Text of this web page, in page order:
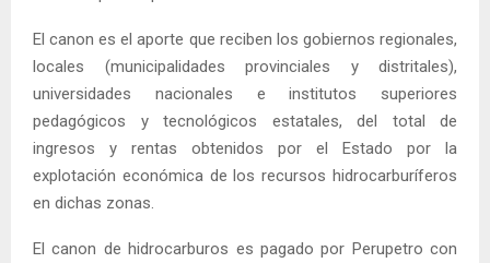
El canon es el aporte que reciben los gobiernos regionales,
locales (municipalidades provinciales y distritales),
universidades nacionales e institutos superiores
pedagógicos y tecnológicos estatales, del total de
ingresos y rentas obtenidos por el Estado por la
explotación económica de los recursos hidrocarburíferos
en dichas zonas.
El canon de hidrocarburos es pagado por Perupetro con